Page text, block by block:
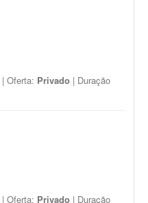
| Oferta: Privado | Duração
| Oferta: Privado | Duração